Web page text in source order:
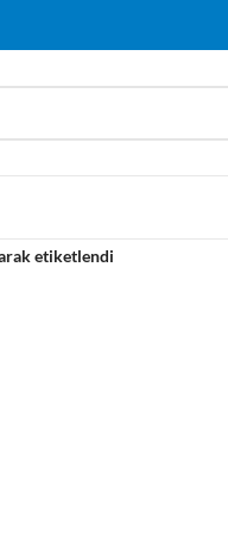
etiketlendi